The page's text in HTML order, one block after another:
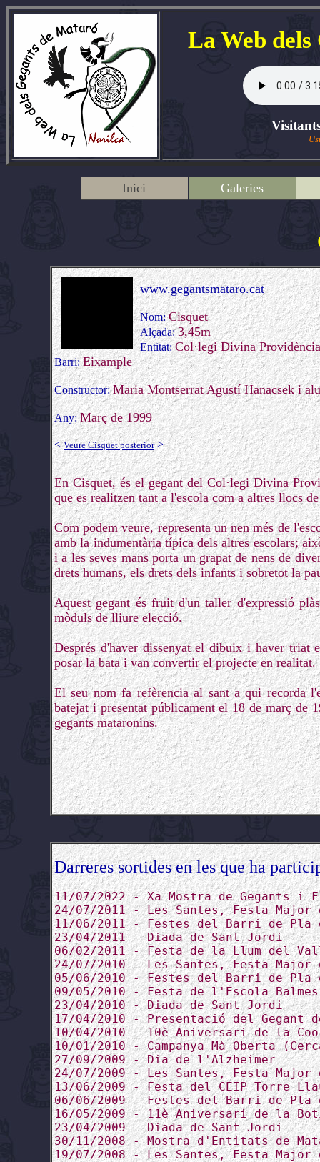
La Web
Inici Galeries
www.gegantsmataro.cat
Nom:Cisquet
Alçada:3,45m
Entitat:Col·legi Divina Providència
Barri:Eixample
Constructor:Maria Montserrat Agustí Hanacsek i
Any:Març de 1999
<Veure Cisquet posterior>
En Cisquet, és el gegant del Col·legi Divina
que es realitzen tant a l'escola com a altres llocs
Com podem veure, representa un nen més de
amb la indumentària típica dels altres escolars;
i a les seves mans porta un grapat de nens de
drets humans, els drets dels infants i sobretot la
Aquest gegant és fruit d'un taller d'expressió
mòduls de lliure elecció.
Després d'haver dissenyat el dibuix i haver triat
posar la bata i van convertir el projecte en realitat.
El seu nom fa refèrencia al sant a qui recorda
batejat i presentat públicament el 18 de març de
gegants mataronins.
Darreres sortides en les que ha
11/07/2022 - Xa Mostra de Gegants i
24/07/2011 - Les Santes, Festa Major
11/06/2011 - Festes del Barri de Pla
23/04/2011 - Diada de Sant Jordi
06/02/2011 - Festa de la Llum del
24/07/2010 - Les Santes, Festa Major
05/06/2010 - Festes del Barri de Pla
09/05/2010 - Festa de l'Escola Balmes
23/04/2010 - Diada de Sant Jordi
17/04/2010 - Presentació del
10/04/2010 - 10è Aniversari de la
10/01/2010 - Campanya Mà Oberta
27/09/2009 - Dia de l'Alzheimer
24/07/2009 - Les Santes, Festa Major
13/06/2009 - Festa del CEIP Torre
06/06/2009 - Festes del Barri de Pla
16/05/2009 - 11è Aniversari de la
23/04/2009 - Diada de Sant Jordi
30/11/2008 - Mostra d'Entitats de
19/07/2008 - Les Santes, Festa Major